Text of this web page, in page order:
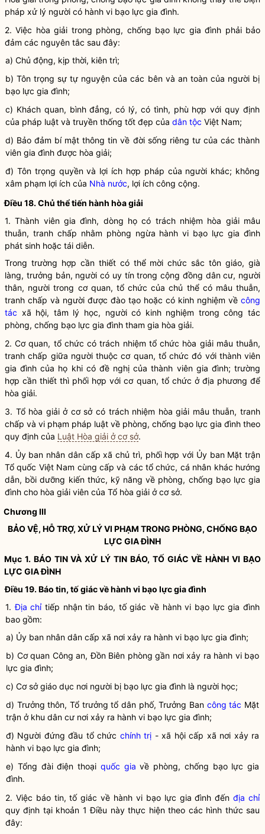
pháp xử lý người có hành vi bạo lực gia đình.
2. Việc hòa giải trong phòng, chống bạo lực gia đình phải bảo
đảm các nguyên tắc sau đây:
a) Chủ động, kịp thời, kiên trì;
b) Tôn trọng sự tự nguyện của các bên và an toàn của người bị
bạo lực gia đình;
c) Khách quan, bình đẳng, có lý, có tình, phù hợp với quy định
của pháp luật và truyền thống tốt đẹp của dân tộc Việt Nam;
d) Bảo đảm bí mật thông tin về đời sống riêng tư của các thành
viên gia đình được hòa giải;
đ) Tôn trọng quyền và lợi ích hợp pháp của người khác; không
xâm phạm lợi ích của Nhà nước, lợi ích công cộng.
Điều 18. Chủ thể tiến hành hòa giải
1. Thành viên gia đình, dòng họ có trách nhiệm hòa giải mâu
thuẫn, tranh chấp nhằm phòng ngừa hành vi bạo lực gia đình
phát sinh hoặc tái diễn.
Trong trường hợp cần thiết có thể mời chức sắc tôn giáo, già
làng, trưởng bản, người có uy tín trong cộng đồng dân cư, người
thân, người trong cơ quan, tổ chức của chủ thể có mâu thuẫn,
tranh chấp và người được đào tạo hoặc có kinh nghiệm về công
tác xã hội, tâm lý học, người có kinh nghiệm trongcông tác
phòng, chống bạo lực gia đình tham gia hòa giải.
2. Cơ quan, tổ chức có trách nhiệm tổ chức hòa giải mâu thuẫn,
tranh chấp giữa người thuộc cơ quan, tổ chức đó với thành viên
gia đình của họ khi có đề nghị của thành viên gia đình; trường
hợp cần thiết thì phối hợp với cơ quan, tổ chức ở địa phương để
hòa giải.
3. Tổ hòa giải ở cơ sở có trách nhiệm hòa giải mâu thuẫn, tranh
chấp và vi phạm pháp luật về phòng, chống bạo lực gia đình theo
quy định của Luật Hòa giải ở cơ sở.
4. Ủy ban nhân dân cấp xã chủ trì, phối hợp với Ủy ban Mặt trận
Tổ quốc Việt Nam cùng cấp và các tổ chức, cá nhân khác hướng
dẫn, bồi dưỡng kiến thức, kỹ năng về phòng, chống bạo lực gia
đình cho hòa giải viên của Tổ hòa giải ở cơ sở.
Chương III
BẢO VỆ, HỖ TRỢ, XỬ LÝ VI PHẠM TRONG PHÒNG, CHỐNG BẠO
LỰC GIA ĐÌNH
Mục 1. BÁO TIN VÀ XỬ LÝ TIN BÁO, TỐ GIÁC VỀHÀNH VI BẠO
LỰC GIA ĐÌNH
Điều 19. Báo tin, tố giác vềhành vi bạo lực gia đình
1.Địa chỉtiếp nhận tin báo, tố giác về hành vi bạo lực gia đình
bao gồm:
a) Ủy ban nhân dân cấp xã nơi xảy ra hành vi bạo lực gia đình;
b) Cơ quan Công an, Đồn Biên phòng gần nơi xảy ra hành vi bạo
lực gia đình;
c) Cơ sở giáo dục nơi người bị bạo lực gia đình là người học;
d) Trưởng thôn, Tổ trưởng tổ dân phố, Trưởng Ban công tác Mặt
trận ở khu dân cư nơi xảy ra hành vi bạo lực gia đình;
đ) Người đứng đầu tổ chức chính trị - xã hội cấp xã nơi xảy ra
hành vi bạo lực gia đình;
e) Tổng đài điện thoại quốc gia về phòng, chống bạo lực gia
đình.
2. Việc báo tin, tố giác về hành vi bạo lực gia đình đếnđịa chỉ
quy định tại khoản 1 Điều này thực hiện theo các hình thức sau
đây: